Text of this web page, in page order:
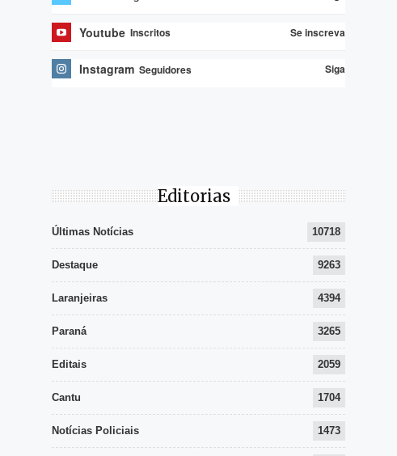
Youtube Inscritos Se inscreva
Instagram Seguidores Siga
Editorias
Últimas Notícias 10718
Destaque 9263
Laranjeiras 4394
Paraná 3265
Editais 2059
Cantu 1704
Notícias Policiais 1473